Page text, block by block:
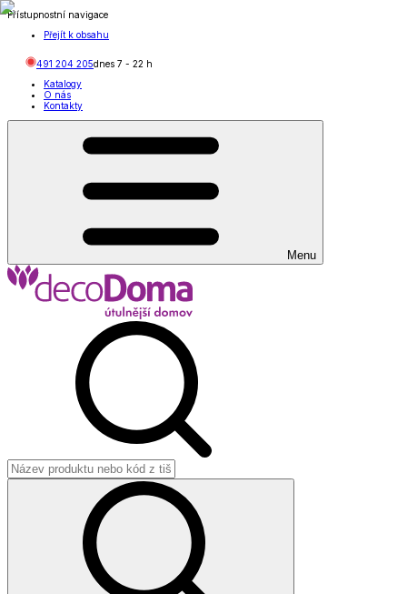
Přístupnostní navigace
Přejít k obsahu
491 204 205dnes 7 - 22 h
Katalogy
O nás
Kontakty
Menu